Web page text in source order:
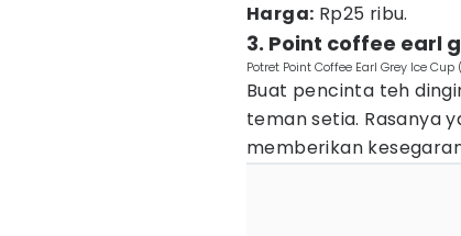
Harga: Rp25 ribu.
3. Point coffee earl
Potret Point Coffee Earl Grey Ice
Buat pencinta teh
teman setia. Rasanya
memberikan